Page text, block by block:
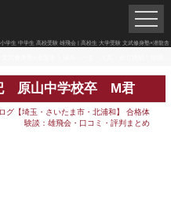
生 中学生 高校受験 雄飛会 | 高校生 大学受験 文武修身塾×潜龍舎
原山中学校卒 M君
【埼玉・さいたま市・北浦和】
合格体
験談：雄飛会・口コミ・評判まとめ